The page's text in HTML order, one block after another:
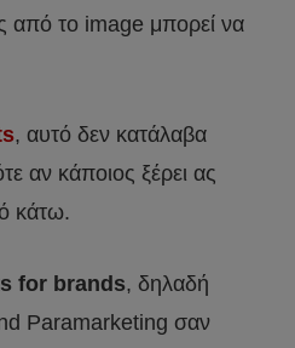
από το image μπορεί να
, αυτό δεν κατάλαβα
αν κάποιος ξέρει ας
κάτω.
for brands, δηλαδή
Paramarketing σαν